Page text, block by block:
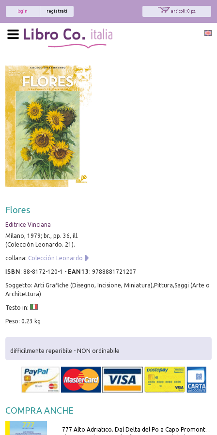
articoli: 0 pz.
registrati
login
Flores
Editrice Vinciana
Milano, 1979; br., pp. 36, ill.
(Colección Leonardo. 21).
collana: Colección Leonardo
ISBN:88-8172-120-1 - EAN13 :9788881721207
Soggetto: Arti Grafiche (Disegno, Incisione, Miniatura),Pittura,Saggi (Arte o
Architettura)
Testo in:
Peso: 0.23 kg
difficilmente reperibile - NON ordinabile
COMPRA ANCHE
777 Alto Adriatico. Dal Delta del Po a Capo Promontore. Con QR Code